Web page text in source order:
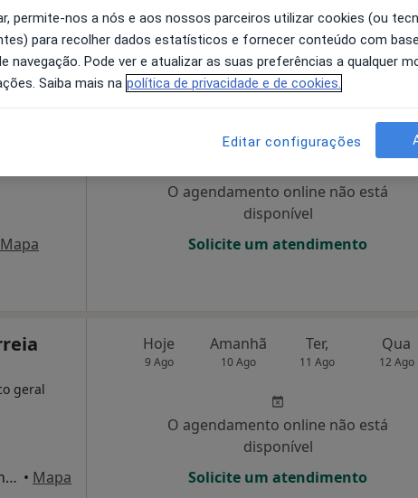
Bloco B, Loja, R. José Gomes Monteiro 4, Odivelas •Mapa
Solicite um atendimento
geral
Mapa
O agendamento online não está
disponível
Solicite um atendimento
geral
Rua Armando Catita Bernardino, 3, Caneças • Mapa
Hoje
9 Ago
Amanhã
10 Ago
Ter,
11 Ago
Qua
12 Ago
O agendamento online não está
disponível
Solicite um atendimento
permite-nos a nós e aos nossos parceiros utilizar cookies (ou
para recolher dados estatísticos e fornecer conteúdo com
navegação. Pode ver e atualizar as suas preferências a qualquer
Saiba mais na política de privacidade e de cookies.
Editar configurações